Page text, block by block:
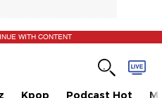
WITH CONTENT
Kpop Podcast Hot